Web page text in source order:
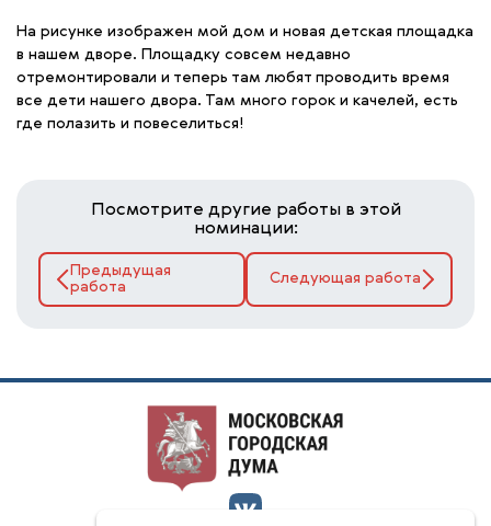
На рисунке изображен мой дом и новая детская площадка
в нашем дворе. Площадку совсем недавно
отремонтировали и теперь там любят проводить время
все дети нашего двора. Там много горок и качелей, есть
где полазить и повеселиться!
Посмотрите другие работы в этой
номинации:
Предыдущая
работа
Следующая работа